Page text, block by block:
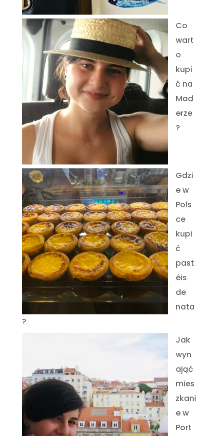
Co
wart
o
kupi
ć na
Mad
erze
?
Gdzi
e w
Pols
ce
kupi
ć
past
éis
de
nata
?
Jak
wyn
ająć
mies
zkani
e w
Port